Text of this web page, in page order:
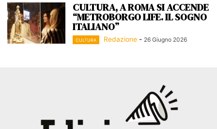
CULTURA, A ROMA SI ACCENDE
“METROBORGO LIFE. IL SOGNO
ITALIANO”
CULTURA Redazione - 26 Giugno 2026